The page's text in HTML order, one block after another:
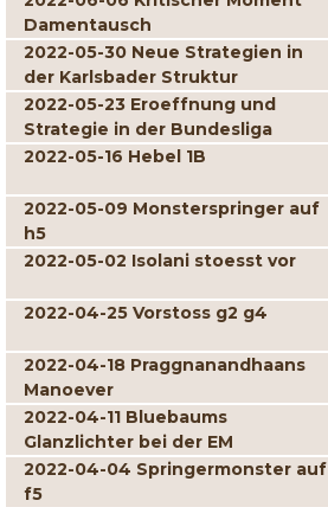
Damentausch
2022-05-30 Neue Strategien in
der Karlsbader Struktur
2022-05-23 Eroeffnung und
Strategie in der Bundesliga
2022-05-16 Hebel 1B
2022-05-09 Monsterspringer auf
h5
2022-05-02 Isolani stoesst vor
2022-04-25 Vorstoss g2 g4
2022-04-18 Praggnanandhaans
Manoever
2022-04-11 Bluebaums
Glanzlichter bei der EM
2022-04-04 Springermonster auf
f5